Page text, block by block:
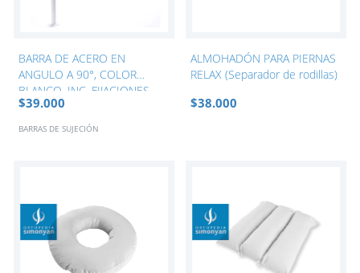
BARRA DE ACERO EN
ANGULO A 90°, COLOR
BLANCO, INC. FIJACIONES.
$39.000
BARRAS DE SUJECIÓN
ALMOHADÓN PARA PIERNAS
RELAX (Separador de rodillas)
$38.000